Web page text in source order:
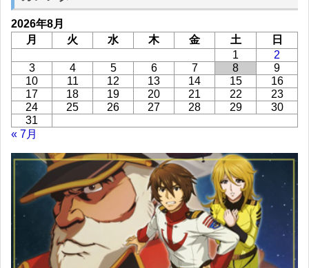
2026年8月
月
火 水 木 金 土
日
1
2
3
4 5 6 7 8
9
10
11 12 13 14 15
16
17
18 19 20 21 22
23
24
25 26 27 28 29
30
31
« 7月